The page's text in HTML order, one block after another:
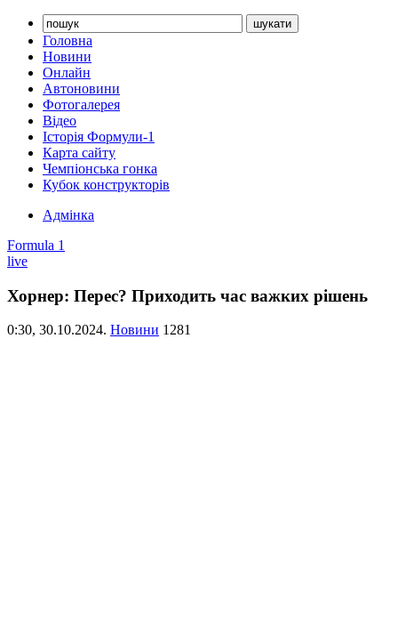
Головна
Новини
Онлайн
Автоновини
Фотогалерея
Відео
Історія Формули-1
Карта сайту
Чемпіонська гонка
Кубок конструкторів
Адмінка
Formula 1
live
Хорнер: Перес? Приходить час важких рішень
0:30, 30.10.2024. Новини 1281